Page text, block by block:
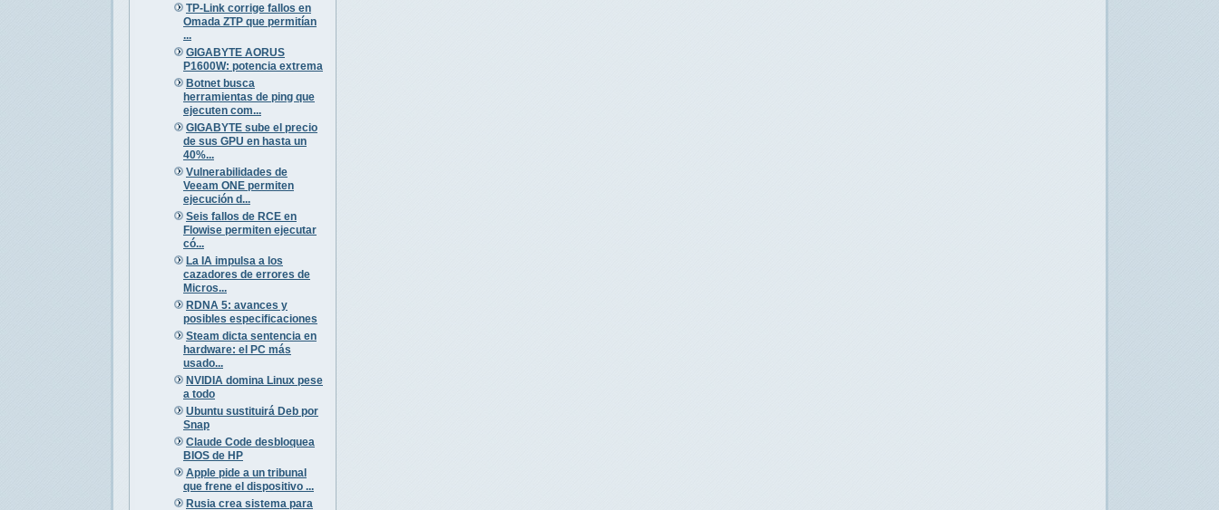
TP-Link corrige fallos en
Omada ZTP que permitían
...
GIGABYTE AORUS
P1600W: potencia extrema
Botnet busca
herramientas de ping que
ejecuten com...
GIGABYTE sube el precio
de sus GPU en hasta un
40%...
Vulnerabilidades de
Veeam ONE permiten
ejecución d...
Seis fallos de RCE en
Flowise permiten ejecutar
có...
La IA impulsa a los
cazadores de errores de
Micros...
RDNA 5: avances y
posibles especificaciones
Steam dicta sentencia en
hardware: el PC más
usado...
NVIDIA domina Linux pese
a todo
Ubuntu sustituirá Deb por
Snap
Claude Code desbloquea
BIOS de HP
Apple pide a un tribunal
que frene el dispositivo ...
Rusia crea sistema para